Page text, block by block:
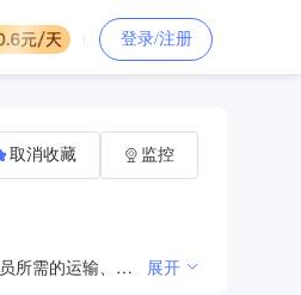
登录/注册
柑橘类、茶叶的种植；为成员提供蔬菜、水果种植所需的生产资料；组织收购、销售成员种植的蔬菜、水果；茶叶的批发与零售；开展成员所需的运输、贮藏、包装、加工服务；组织成员开展技术培训、技术交流、技术咨询服务。（依法须经批准的项目，经相关部门批准后方可开展经营活动） 展开
取消收藏 监控